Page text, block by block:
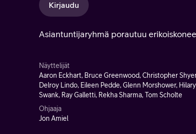
Kirjaudu
Asiantuntijaryhmä porautuu
Näyttelijät
Aaron Eckhart, Bruce Greenwood, Christopher
Delroy Lindo, Eileen Pedde, Glenn Morshower, Hilary
Swank, Ray Galletti, Rekha Sharma, Tom Scholte
Ohjaaja
Jon Amiel